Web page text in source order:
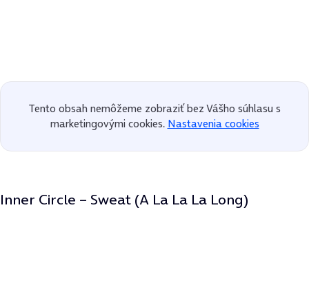
Tento obsah nemôžeme zobraziť bez Vášho súhlasu s
marketingovými cookies. Nastavenia cookies
Inner Circle – Sweat (A La La La Long)